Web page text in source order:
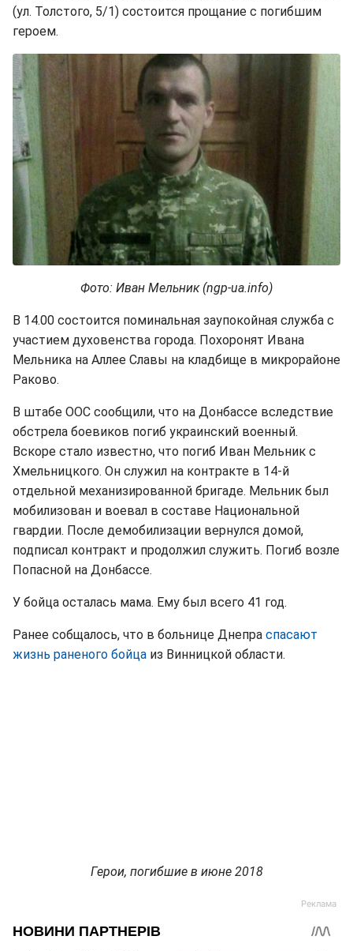
(ул. Толстого, 5/1) состоится прощание с погибшим
героем.
Фото: Иван Мельник (ngp-ua.info)
В 14.00 состоится поминальная заупокойная служба с
участием духовенства города. Похоронят Ивана
Мельника на Аллее Славы на кладбище в микрорайоне
Раково.
В штабе ООС сообщили, что на Донбассе вследствие
обстрела боевиков погиб украинский военный.
Вскоре стало известно, что погиб Иван Мельник с
Хмельницкого. Он служил на контракте в 14-й
отдельной механизированной бригаде. Мельник был
мобилизован и воевал в составе Национальной
гвардии. После демобилизации вернулся домой,
подписал контракт и продолжил служить. Погиб возле
Попасной на Донбассе.
У бойца осталась мама. Ему был всего 41 год.
Ранее собщалось, что в больнице Днепра спасают
жизнь раненого бойца из Винницкой области.
Герои, погибшие в июне 2018